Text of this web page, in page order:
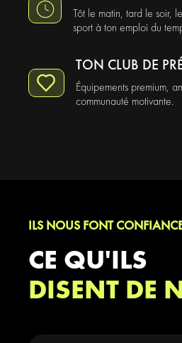
Tôt le matin, tard le soir,
sport à ton emploi du
TON CLUB DE
Équipements premium,
communauté motivante.
ILS NOUS FONT
CE QU'ILS
DISENT DE